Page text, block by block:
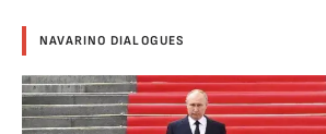
NAVARINO DIALOGUES